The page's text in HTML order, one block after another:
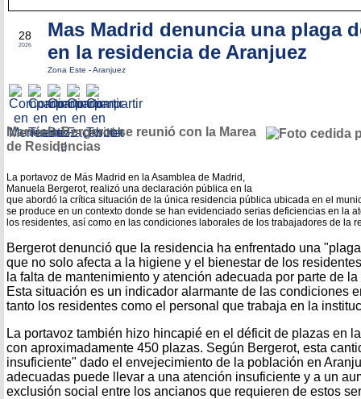
28
2026
Mas Madrid denuncia una plaga
en la residencia de Aranjuez
Zona Este -Aranjuez
Manuela Bergerot se reunió con la Marea
de Residencias
La portavoz de Más Madrid en la Asamblea de Madrid,
Manuela Bergerot, realizó una declaración pública en la
que abordó la crítica situación de la única residencia pública ubicada en el
se produce en un contexto donde se han evidenciado serias deficiencias en la
los residentes, así como en las condiciones laborales de los trabajadores de la
Bergerot denunció que la residencia ha enfrentado una
que no solo afecta a la higiene y el bienestar de los
la falta de mantenimiento y atención adecuada por parte de
Esta situación es un indicador alarmante de las condiciones
tanto los residentes como el personal que trabaja en la
La portavoz también hizo hincapié en el déficit de plazas en
con aproximadamente 450 plazas. Según Bergerot, esta
insuficiente" dado el envejecimiento de la población en
adecuadas puede llevar a una atención insuficiente y a un
exclusión social entre los ancianos que requieren de estos